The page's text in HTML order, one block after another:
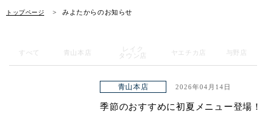
トップページ みよたからのお知らせ
メニュー 一覧
レイクタウン店
ヤエチカ店
すべて 青山本店
レイク
タウン店
ヤエチカ店 与野店
青山本店 2026年04月14日
季節のおすすめに初夏メニュー登場！